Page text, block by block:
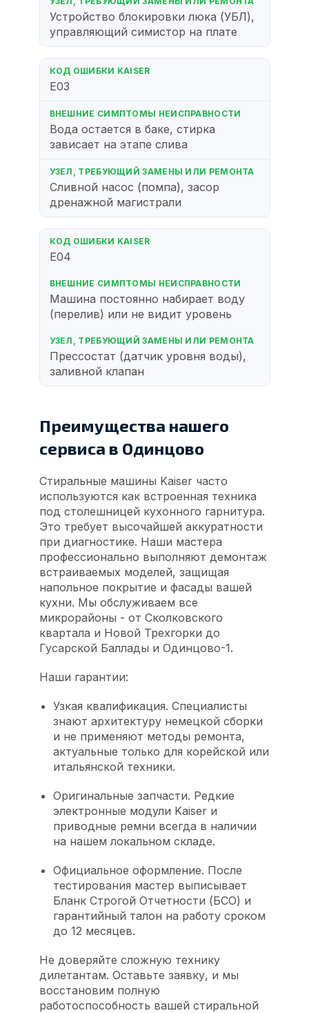
Устройство блокировки люка (УБЛ),
управляющий симистор на плате
E03
Вода остается в баке, стирка
зависает на этапе слива
Сливной насос (помпа), засор
дренажной магистрали
E04
Машина постоянно набирает воду
(перелив) или не видит уровень
Прессостат (датчик уровня воды),
заливной клапан
Преимущества нашего
сервиса в Одинцово
Стиральные машины Kaiser часто
используются как встроенная техника
под столешницей кухонного гарнитура.
Это требует высочайшей аккуратности
при диагностике. Наши мастера
профессионально выполняют демонтаж
встраиваемых моделей, защищая
напольное покрытие и фасады вашей
кухни. Мы обслуживаем все
микрорайоны - от Сколковского
квартала и Новой Трехгорки до
Гусарской Баллады и Одинцово-1.
Наши гарантии:
Узкая квалификация. Специалисты
знают архитектуру немецкой сборки
и не применяют методы ремонта,
актуальные только для корейской или
итальянской техники.
Оригинальные запчасти. Редкие
электронные модули Kaiser и
приводные ремни всегда в наличии
на нашем локальном складе.
Официальное оформление. После
тестирования мастер выписывает
Бланк Строгой Отчетности (БСО) и
гарантийный талон на работу сроком
до 12 месяцев.
Не доверяйте сложную технику
дилетантам. Оставьте заявку, и мы
восстановим полную
работоспособность вашей стиральной